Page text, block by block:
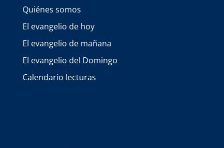
Quiénes somos
El evangelio de hoy
El evangelio de mañana
El evangelio del Domingo
Calendario lecturas